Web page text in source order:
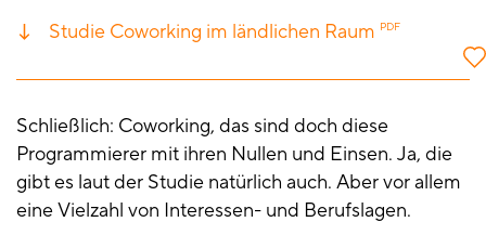
Studie Coworking im ländlichen Raum PDF
Schließlich: Coworking, das sind doch diese
Programmierer mit ihren Nullen und Einsen. Ja, die
gibt es laut der Studie natürlich auch. Aber vor allem
eine Vielzahl von Interessen- und Berufslagen.